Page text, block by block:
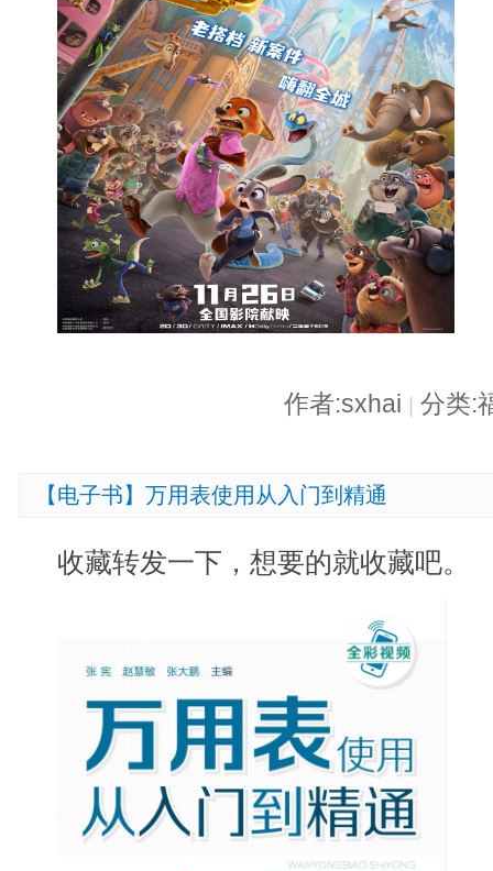
作者:sxhai 分类:
【电子书】万用表使用从入门到精通
收藏转发一下，想要的就收藏吧。